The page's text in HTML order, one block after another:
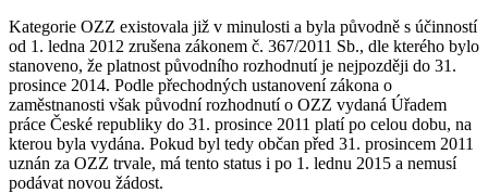
Kategorie OZZ existovala již v minulosti a byla původně s účinností
od 1. ledna 2012 zrušena zákonem č. 367/2011 Sb., dle kterého bylo
stanoveno, že platnost původního rozhodnutí je nejpozději do 31.
prosince 2014. Podle přechodných ustanovení zákona o
zaměstnanosti však původní rozhodnutí o OZZ vydaná Úřadem
práce České republiky do 31. prosince 2011 platí po celou dobu, na
kterou byla vydána. Pokud byl tedy občan před 31. prosincem 2011
uznán za OZZ trvale, má tento status i po 1. lednu 2015 a nemusí
podávat novou žádost.